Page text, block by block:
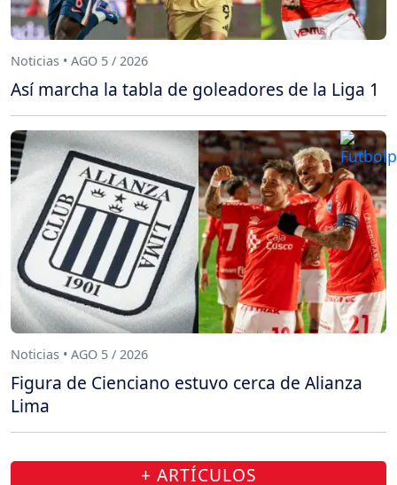
Noticias • AGO 5 / 2026
Así marcha la tabla de goleadores de la Liga 1
Noticias • AGO 5 / 2026
Figura de Cienciano estuvo cerca de Alianza
Lima
+ ARTÍCULOS